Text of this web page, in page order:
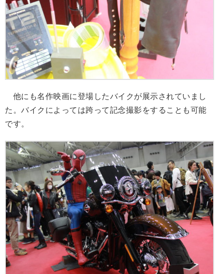
他にも名作映画に登場したバイクが展示されていまし
た。バイクによっては跨って記念撮影をすることも可能
です。